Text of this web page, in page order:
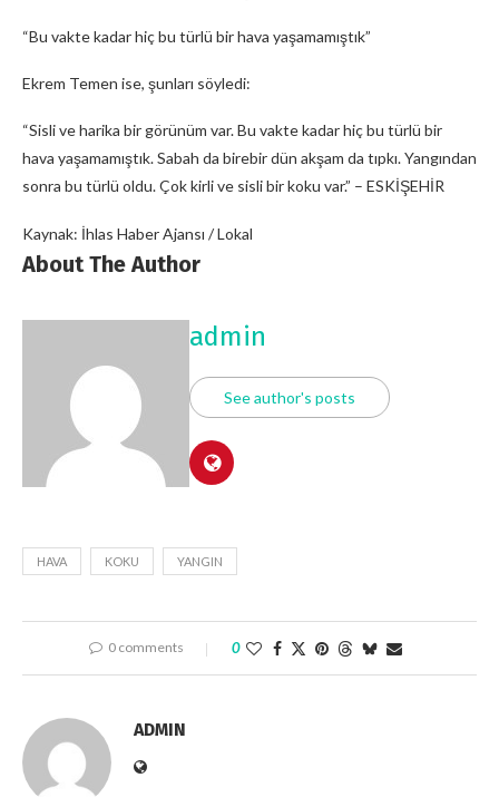
“Bu vakte kadar hiç bu türlü bir hava yaşamamıştık”
Ekrem Temen ise, şunları söyledi:
“Sisli ve harika bir görünüm var. Bu vakte kadar hiç bu türlü bir
hava yaşamamıştık. Sabah da birebir dün akşam da tıpkı. Yangından
sonra bu türlü oldu. Çok kirli ve sisli bir koku var.” – ESKİŞEHİR
Kaynak: İhlas Haber Ajansı / Lokal
About The Author
admin
See author's posts
HAVA KOKU YANGIN
0 comments 0
ADMIN